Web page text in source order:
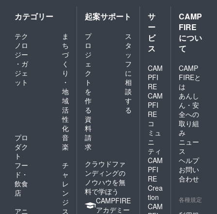
カテゴリー
テク
ノロ
ジー
・ガ
ジェ
ット
ま
ち
づ
く
り
・
地
域
活
性
化
プロ
ダク
ト
音
楽
フー
ド・
飲食
店
チ
ャ
レ
ン
ジ
アニ
ス
起案サポート
プ
ロ
ジ
ェ
ク
ト
を
作
る
ス
タ
ッ
フ
に
相
談
す
る
資
料
請
求
クラウドファ
ンディングの
ノウハウを無
料で学ぼう
CAMPFIRE
アカデミー
サ
ー
ビ
ス
CAM
PFI
RE
CAM
PFI
RE
コ
ミュ
ニ
ティ
CAM
PFI
RE
Crea
tion
CAM
CAMP
FIRE
につい
て
CAMP
FIREと
は
あんし
ん・安
全への
取り組
み
ニュー
ス
ヘルプ
お問い
合わせ
各種規定